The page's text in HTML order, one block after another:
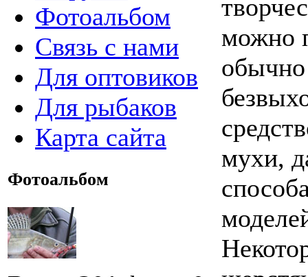
Фотоальбом
Связь с нами
Для оптовиков
Для рыбаков
Карта сайта
Фотоальбом
можно
мухи,